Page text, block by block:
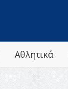
Αθλητικά